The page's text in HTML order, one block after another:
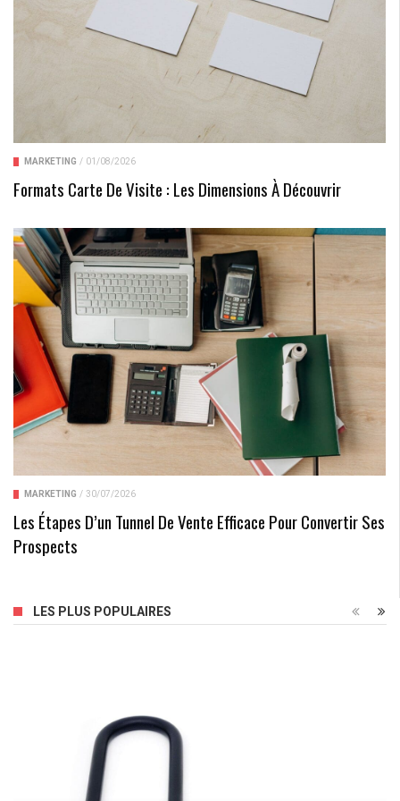
MARKETING / 01/08/2026
Formats Carte De Visite : Les Dimensions À Découvrir
MARKETING / 30/07/2026
Les Étapes D’un Tunnel De Vente Efficace Pour Convertir Ses
Prospects
LES PLUS POPULAIRES